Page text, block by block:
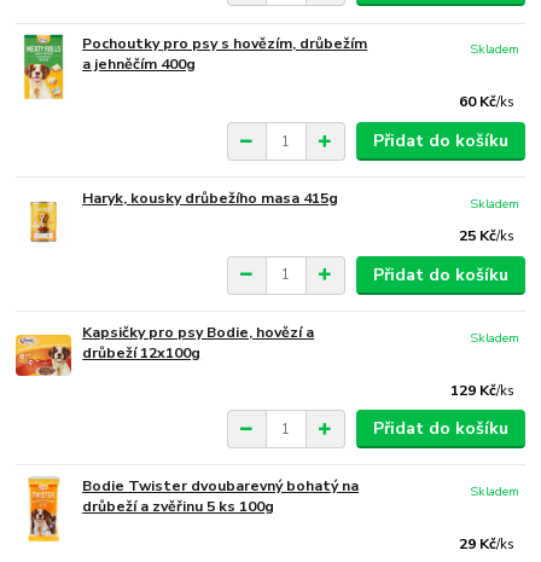
Pochoutky pro psy s hovězím, drůbežím
a jehněčím 400g
60 Kč/ks
Skladem
Přidat do košíku
Haryk, kousky drůbežího masa 415g
25 Kč/ks
Skladem
Přidat do košíku
Kapsičky pro psy Bodie, hovězí a
drůbeží 12x100g
129 Kč/ks
Skladem
Přidat do košíku
Bodie Twister dvoubarevný bohatý na
drůbeží a zvěřinu 5 ks 100g
29 Kč/ks
Skladem